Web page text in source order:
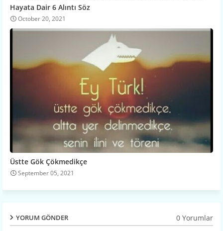
Hayata Dair 6 Alıntı Söz
October 20, 2021
Üstte Gök Çökmedikçe
September 05, 2021
YORUM GÖNDER 0 Yorumlar